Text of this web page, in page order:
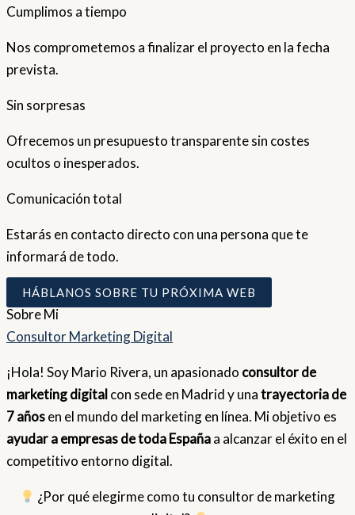
Cumplimos a tiempo
Nos comprometemos a finalizar el proyecto en la fecha
prevista.
Sin sorpresas
Ofrecemos un presupuesto transparente sin costes
ocultos o inesperados.
Comunicación total
Estarás en contacto directo con una persona que te
informará de todo.
HÁBLANOS SOBRE TU PRÓXIMA WEB
SobreMi
Consultor Marketing Digital
¡Hola! Soy Mario Rivera, un apasionado consultor de
marketing digital con sede en Madrid y unatrayectoria de
7 añosen el mundo del marketing en línea. Mi objetivo es
ayudar a empresas de toda Españaa alcanzar el éxito en el
competitivo entorno digital.
¿Por qué elegirme como tu consultor de marketing